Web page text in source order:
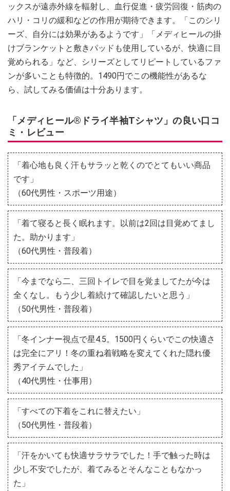
ックスが遠赤外線を輻射し、血行促進・疲労回復・筋肉の
ハリ・コリの緩和などの作用が期待できます。「このシリ
ーズ、自分には効果があるようです」「メディヒールの掛
けブランケットと敷きパッドも使用しているが、快適に目
覚められる」など、シリーズとしてリピートしているファ
ンが多いことも特徴的。1490円でこの機能性があるな
ら、試してみる価値は十分あります。
「メディヒール®ドライ半袖Tシャツ」の良い口コ
ミ・レビュー
「着心地も良く汗もサラッと乾くのでとてもいい商品
です」
（60代男性・スポーツ用途）
「着て寝ると長く眠れます。以前は2回は目覚めてまし
た。助かります」
（60代男性・普段着）
「今までなら二、三回トイレで目を覚ましてたが今は
全くなし。もう少し着続けて確認したいと思う」
（50代男性・普段着）
「冬インナー視点で星4.5。1500円くらいでこの快適さ
は完全にアリ！冬の重ね着戦略を変えてくれた隠れ優
秀アイテムでした」
（40代男性・仕事用）
「すべての下着をこれに替えたい」
（50代男性・普段着）
「汗をかいても快適サラサラでした！手で触った時は
少し不安でしたが、着てみるとそんなこともなかっ
た」